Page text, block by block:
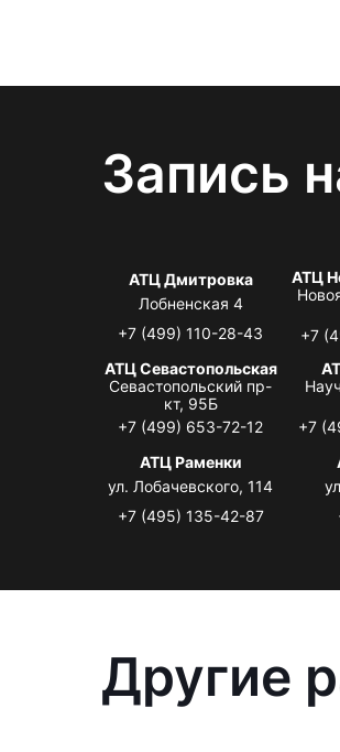
Запись
АТЦ Дмитровка
Лобненская 4
+7 (499) 110-28-43
АТЦ
+7
АТЦ Севастопольская
Севастопольский пр-
кт, 95Б
+7 (499) 653-72-12
+7
АТЦ Раменки
ул. Лобачевского, 114
+7 (495) 135-42-87
Другие